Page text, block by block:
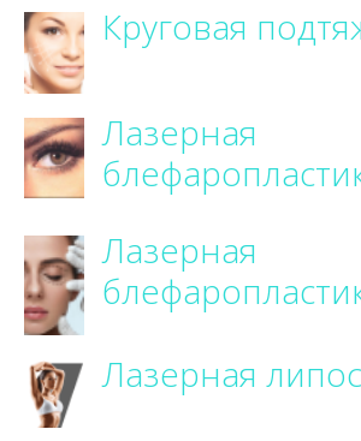
Круговая
Лазерная
Лазерная
Лазерная